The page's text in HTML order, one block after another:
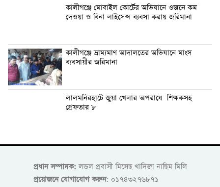
কালীগঞ্জে মোবাইল কোর্টের অভিযানে ওজনে কম
দেওয়া ও বিনা লাইসেন্স ব্যবসা করায় জরিমানা
কালীগঞ্জে ভ্রাম্যমাণ আদালতের অভিযানে মাংস
ব্যবসায়ীর জরিমানা
লালমনিরহাটে জুয়া খেলার অপরাধে শিক্ষকসহ
গ্রেফতার ৮
প্রধান সম্পাদক:লন্ডল প্রবাসী মিসেছ খাদিজা নাছিম মিলি
প্রয়োজনে যোগাযোগ করুন: ০১৭৪৩২৭৬৮৭১